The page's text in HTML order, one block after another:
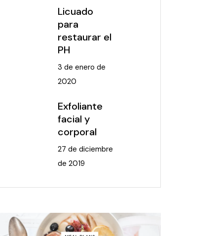
Licuado
para
restaurar el
PH
3 de enero de
2020
Exfoliante
facial y
corporal
27 de diciembre
de 2019